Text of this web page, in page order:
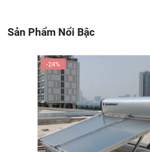
Sản Phẩm Nổi Bậc
-24%